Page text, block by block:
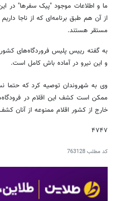
ما و اطلاعات موجود "پیک سفرها" در
از آن هم طبق برنامه‌ای که از ناجا
مستقر هستند.
به گفته رییس پلیس فروردگاه‌های
و این نیرو در آماده باش کامل است.
وی به شهروندان توصیه کرد که حتما
ممکن است کشف این اقلام در
خارج از کشور اقلام ممنوعه از آنان
۴۷۴۷
کد مطلب763128